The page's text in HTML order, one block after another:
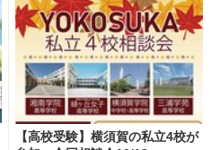
【高校受験】横須賀の私立4校が